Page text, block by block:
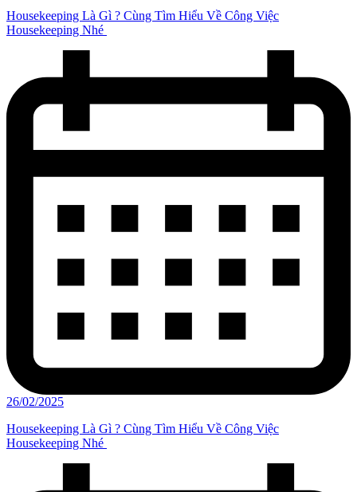
Housekeeping Là Gì ? Cùng Tìm Hiểu Về Công Việc
Housekeeping Nhé
26/02/2025
Housekeeping Là Gì ? Cùng Tìm Hiểu Về Công Việc
Housekeeping Nhé